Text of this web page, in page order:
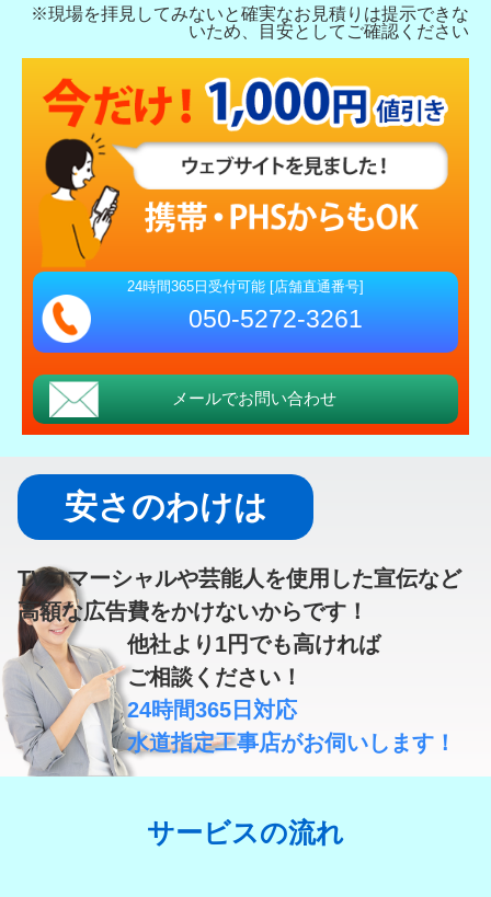
※現場を拝見してみないと確実なお見積りは提示できな
いため、目安としてご確認ください
24時間365日受付可能 [店舗直通番号]
050-5272-3261
メールでお問い合わせ
安さのわけは
TVコマーシャルや芸能人を使用した宣伝など
高額な広告費をかけないからです！
他社より 1円でも高ければ
ご相談ください！
24時間365日対応
水道指定工事店がお伺いします！
サービスの流れ